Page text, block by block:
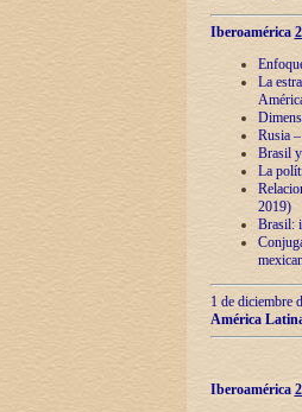
Iberoamérica
La
Rusia
Brasil
La
2019)
Brasil:
1 de diciembre
América
Iberoamérica